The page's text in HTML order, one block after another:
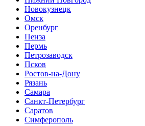
Новокузнецк
Омск
Оренбург
Пенза
Пермь
Петрозаводск
Псков
Ростов-на-Дону
Рязань
Самара
Санкт-Петербург
Саратов
Симферополь